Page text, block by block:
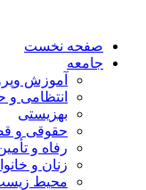
صفحه نخست
جامعه
آموزش
انتظامی و
بهزیستی
حقوقی و
رفاه و
زنان و
محیط